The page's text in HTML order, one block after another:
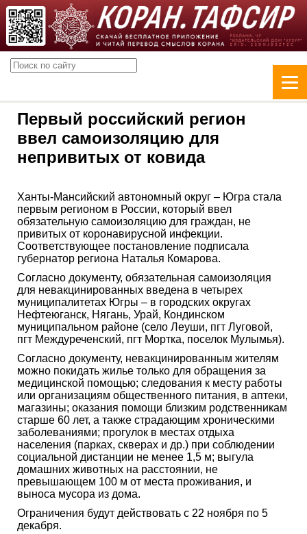
Первый российский регион
ввел самоизоляцию для
непривитых от ковида
Ханты-Мансийский автономный округ – Югра стала
первым регионом в России, который ввел
обязательную самоизоляцию для граждан, не
привитых от коронавирусной инфекции.
Соответствующее постановление подписала
губернатор региона Наталья Комарова.
Согласно документу, обязательная самоизоляция
для невакцинированных введена в четырех
муниципалитетах Югры – в городских округах
Нефтеюганск, Нягань, Урай, Кондинском
муниципальном районе (село Леуши, пгт Луговой,
пгт Междуреченский, пгт Мортка, поселок Мулымья).
Согласно документу, невакцинированным жителям
можно покидать жилье только для обращения за
медицинской помощью; следования к месту работы
или организациям общественного питания, в аптеки,
магазины; оказания помощи близким родственникам
старше 60 лет, а также страдающим хроническими
заболеваниями; прогулок в местах отдыха
населения (парках, скверах и др.) при соблюдении
социальной дистанции не менее 1,5 м; выгула
домашних животных на расстоянии, не
превышающем 100 м от места проживания, и
выноса мусора из дома.
Ограничения будут действовать с 22 ноября по 5
декабря.